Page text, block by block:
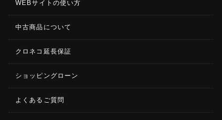
WEBサイトの使い方
中古商品について
クロネコ延長保証
ショッピングローン
よくあるご質問